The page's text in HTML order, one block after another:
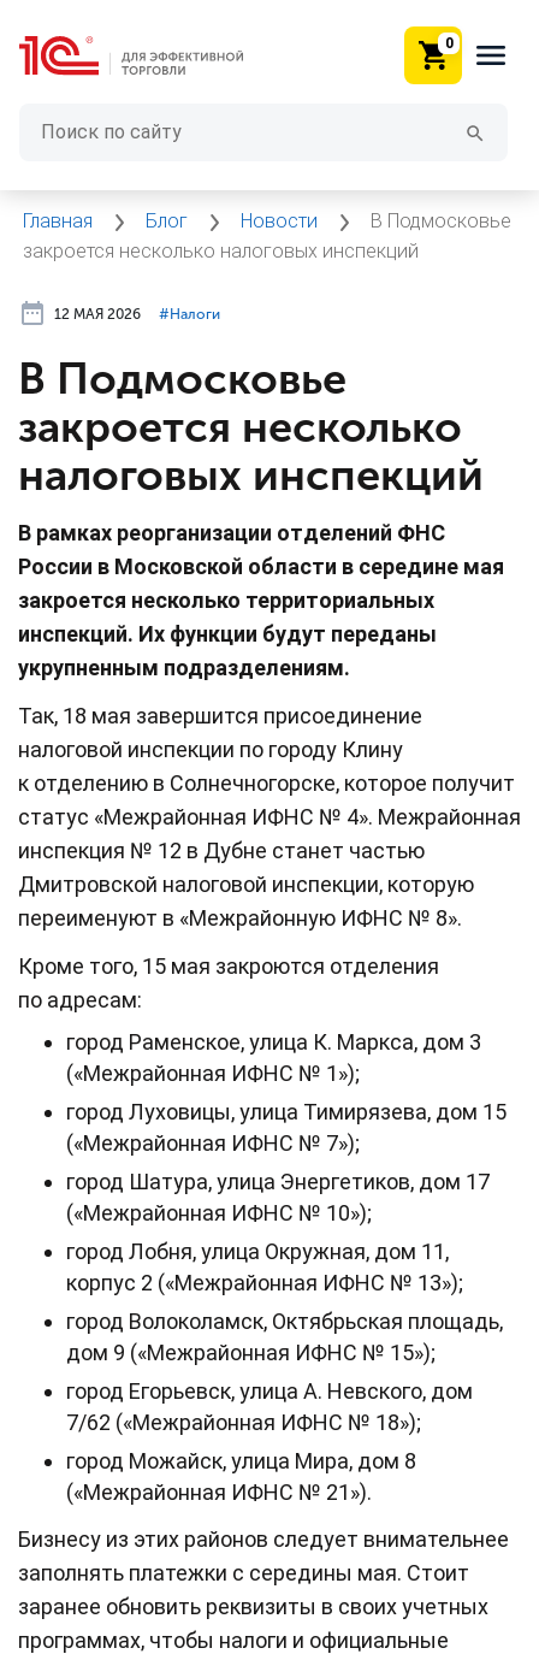
0
Главная Блог Новости
В Подмосковье
закроется несколько налоговых инспекций
12 МАЯ 2026 #⁣Налоги
В Подмосковье
закроется несколько
налоговых инспекций
В рамках реорганизации отделений ФНС
России в Московской области в середине мая
закроется несколько территориальных
инспекций. Их функции будут переданы
укрупненным подразделениям.
Так, 18 мая завершится присоединение
налоговой инспекции по городу Клину
к отделению в Солнечногорске, которое получит
статус «Межрайонная ИФНС № 4». Межрайонная
инспекция № 12 в Дубне станет частью
Дмитровской налоговой инспекции, которую
переименуют в «Межрайонную ИФНС № 8».
Кроме того, 15 мая закроются отделения
по адресам:
город Раменское, улица К. Маркса, дом 3
(«Межрайонная ИФНС № 1»);
город Луховицы, улица Тимирязева, дом 15
(«Межрайонная ИФНС № 7»);
город Шатура, улица Энергетиков, дом 17
(«Межрайонная ИФНС № 10»);
город Лобня, улица Окружная, дом 11,
корпус 2 («Межрайонная ИФНС № 13»);
город Волоколамск, Октябрьская площадь,
дом 9 («Межрайонная ИФНС № 15»);
город Егорьевск, улица А. Невского, дом
7/62 («Межрайонная ИФНС № 18»);
город Можайск, улица Мира, дом 8
(«Межрайонная ИФНС № 21»).
Бизнесу из этих районов следует внимательнее
заполнять платежки с середины мая. Стоит
заранее обновить реквизиты в своих учетных
программах, чтобы налоги и официальные